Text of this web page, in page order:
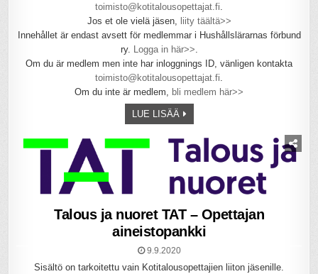
toimisto@kotitalousopettajat.fi
Jos et ole vielä jäsen,
liity täältä>>
Innehållet är endast avsett för medlemmar i Hushållslärarnas förbund
ry.
Logga in här>>
Om du är medlem men inte har inloggnings ID, vänligen kontakta
toimisto@kotitalousopettajat.fi
Om du inte är medlem,
bli medlem här>>
LUE LISÄÄ
Talous ja nuoret TAT – Opettajan
aineistopankki
9.9.2020
Sisältö on tarkoitettu vain Kotitalousopettajien liiton jäsenille.